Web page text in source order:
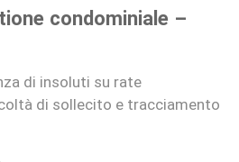
condominiale –
di insoluti su rate
di sollecito e tracciamento